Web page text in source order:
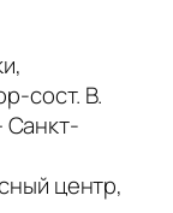
сост. В.
Санкт-
центр,